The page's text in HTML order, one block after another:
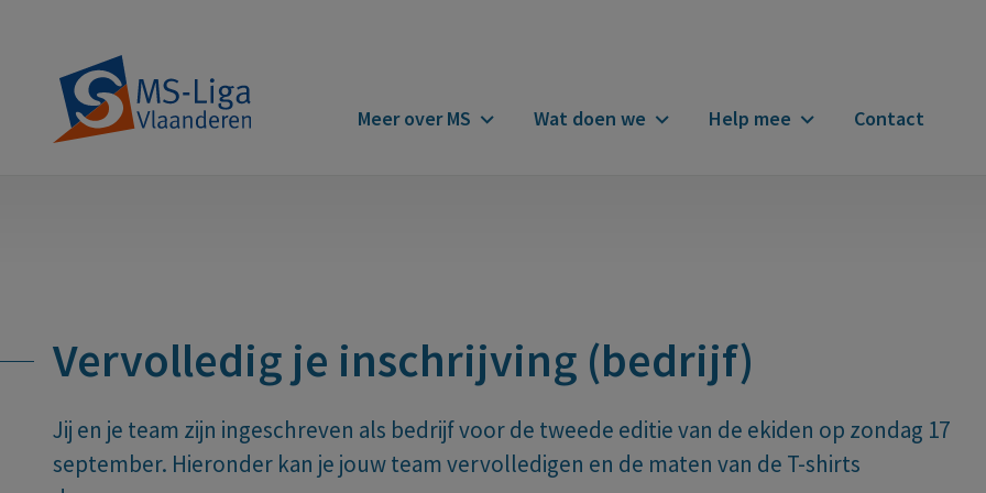
Meer over MS Wat doen we Help mee Contact
Vervolledig je inschrijving (bedrijf)
Jij en je team zijn ingeschreven als bedrijf voor de tweede editie van de ekiden op zondag 17
september. Hieronder kan je jouw team vervolledigen en de maten van de T-shirts